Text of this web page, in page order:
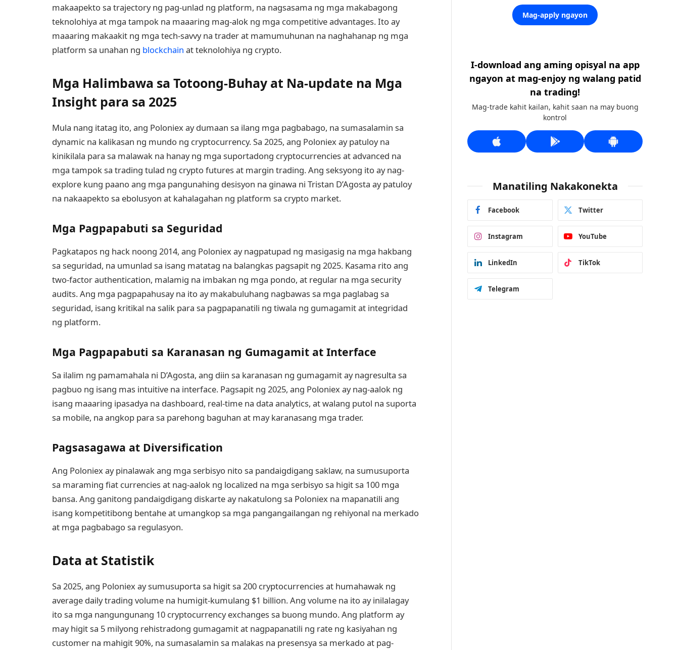
makaapekto sa trajectory ng pag-unlad ng platform, na nagsasama ng mga makabagong
teknolohiya at mga tampok na maaaring mag-alok ng mga competitive advantages. Ito ay
maaaring makaakit ng mga tech-savvy na trader at mamumuhunan na naghahanap ng mga
platform sa unahan ng blockchain at teknolohiya ng crypto.
Mga Halimbawa sa Totoong-Buhay at Na-update na Mga
Insight para sa 2025
Mula nang itatag ito, ang Poloniex ay dumaan sa ilang mga pagbabago, na sumasalamin sa
dynamic na kalikasan ng mundo ng cryptocurrency. Sa 2025, ang Poloniex ay patuloy na
kinikilala para sa malawak na hanay ng mga suportadong cryptocurrencies at advanced na
mga tampok sa trading tulad ng crypto futures at margin trading. Ang seksyong ito ay nag-
explore kung paano ang mga pangunahing desisyon na ginawa ni Tristan D’Agosta ay patuloy
na nakaapekto sa ebolusyon at kahalagahan ng platform sa crypto market.
Mga Pagpapabuti sa Seguridad
Pagkatapos ng hack noong 2014, ang Poloniex ay nagpatupad ng masigasig na mga hakbang
sa seguridad, na umunlad sa isang matatag na balangkas pagsapit ng 2025. Kasama rito ang
two-factor authentication, malamig na imbakan ng mga pondo, at regular na mga security
audits. Ang mga pagpapahusay na ito ay makabuluhang nagbawas sa mga paglabag sa
seguridad, isang kritikal na salik para sa pagpapanatili ng tiwala ng gumagamit at integridad
ng platform.
Mga Pagpapabuti sa Karanasan ng Gumagamit at Interface
Sa ilalim ng pamamahala ni D’Agosta, ang diin sa karanasan ng gumagamit ay nagresulta sa
pagbuo ng isang mas intuitive na interface. Pagsapit ng 2025, ang Poloniex ay nag-aalok ng
isang maaaring ipasadya na dashboard, real-time na data analytics, at walang putol na suporta
sa mobile, na angkop para sa parehong baguhan at may karanasang mga trader.
Pagsasagawa at Diversification
Ang Poloniex ay pinalawak ang mga serbisyo nito sa pandaigdigang saklaw, na sumusuporta
sa maraming fiat currencies at nag-aalok ng localized na mga serbisyo sa higit sa 100 mga
bansa. Ang ganitong pandaigdigang diskarte ay nakatulong sa Poloniex na mapanatili ang
isang kompetitibong bentahe at umangkop sa mga pangangailangan ng rehiyonal na merkado
at mga pagbabago sa regulasyon.
Data at Statistik
Sa 2025, ang Poloniex ay sumusuporta sa higit sa 200 cryptocurrencies at humahawak ng
average daily trading volume na humigit-kumulang $1 billion. Ang volume na ito ay inilalagay
ito sa mga nangungunang 10 cryptocurrency exchanges sa buong mundo. Ang platform ay
may higit sa 5 milyong rehistradong gumagamit at nagpapanatili ng rate ng kasiyahan ng
customer na mahigit 90%, na sumasalamin sa malakas na presensya sa merkado at pag-
Mag-apply ngayon
I-download ang aming opisyal na app
ngayon at mag-enjoy ng walang patid
na trading!
Mag-trade kahit kailan, kahit saan na may buong
kontrol
Manatiling Nakakonekta
Facebook Twitter
Instagram YouTube
LinkedIn TikTok
Telegram